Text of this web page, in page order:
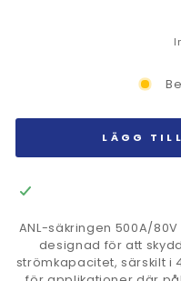
LÄGG
ANL-säkringen 500A/
designad för att
strömkapacitet, särskilt i